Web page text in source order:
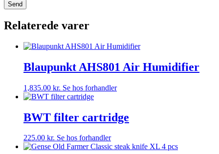
Relaterede varer
Blaupunkt AHS801 Air Humidifier
1,835.00 kr. Se hos forhandler
BWT filter cartridge
225.00 kr. Se hos forhandler